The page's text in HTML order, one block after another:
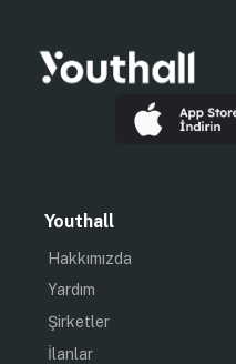
Youthall
Hakkımızda
Yardım
Şirketler
İlanlar